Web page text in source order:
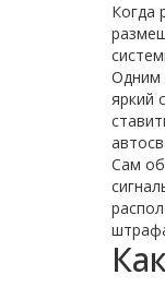
Когда
Одним
яркий
Сам